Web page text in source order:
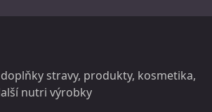
stravy, produkty, kosmetika,
nutri výrobky